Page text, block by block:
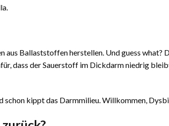
Ballaststoffen herstellen. Und guess what?
dass der Sauerstoff im Dickdarm niedrig
schon kippt das Darmmilieu. Willkommen,